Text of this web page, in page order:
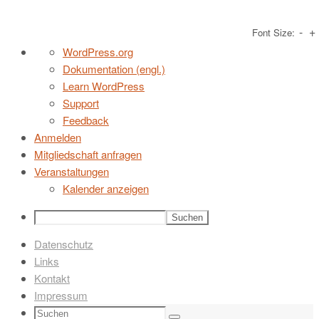
Zum
Über
WordPress
WordPress.org
Dokumentation (engl.)
Learn WordPress
Support
Feedback
Anmelden
Mitgliedschaft anfragen
Veranstaltungen
Kalender anzeigen
Suchen
Datenschutz
Links
Kontakt
Impressum
Suchen
Font Size: - +